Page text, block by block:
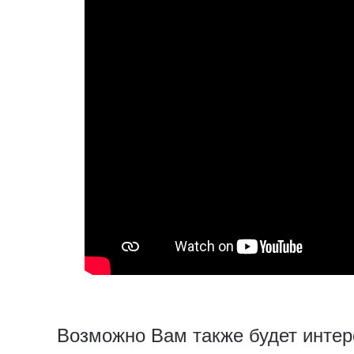
Возможно Вам также будет